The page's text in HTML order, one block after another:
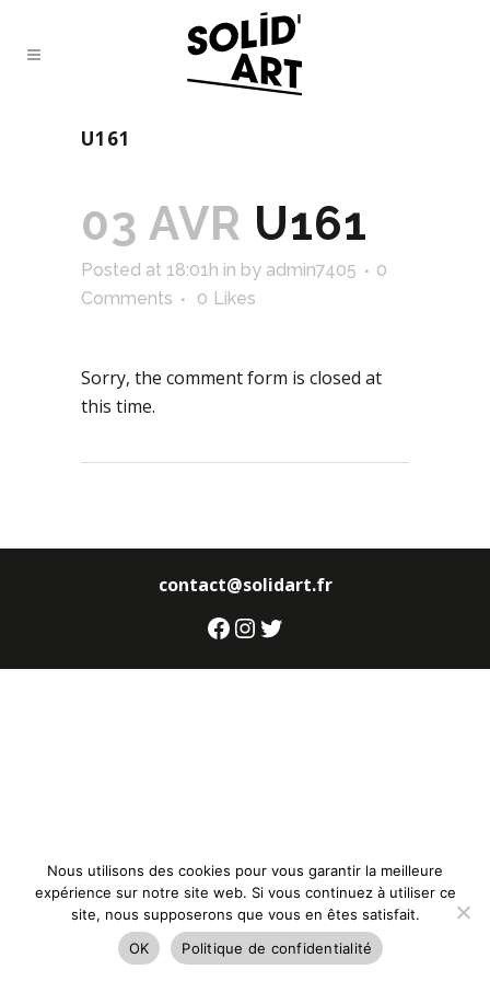
U161
03 AVR U161
Posted at 18:01h in by admin7405
0
Comments
0 Likes
Sorry, the comment form is closed at
this time.
contact@solidart.fr
Facebook
Instagram
Twitter
Nous utilisons des cookies pour vous garantir la meilleure
expérience sur notre site web. Si vous continuez à utiliser ce
site, nous supposerons que vous en êtes satisfait.
OK
Politique de confidentialité